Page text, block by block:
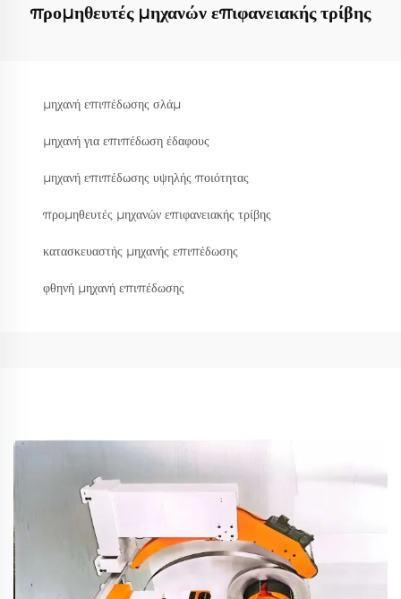
προμηθευτές μηχανών επιφανειακής τρίβης
μηχανή επιπέδωσης σλάμ
μηχανή για επιπέδωση έδαφους
μηχανή επιπέδωσης υψηλής ποιότητας
προμηθευτές μηχανών επιφανειακής τρίβης
κατασκευαστής μηχανής επιπέδωσης
φθηνή μηχανή επιπέδωσης